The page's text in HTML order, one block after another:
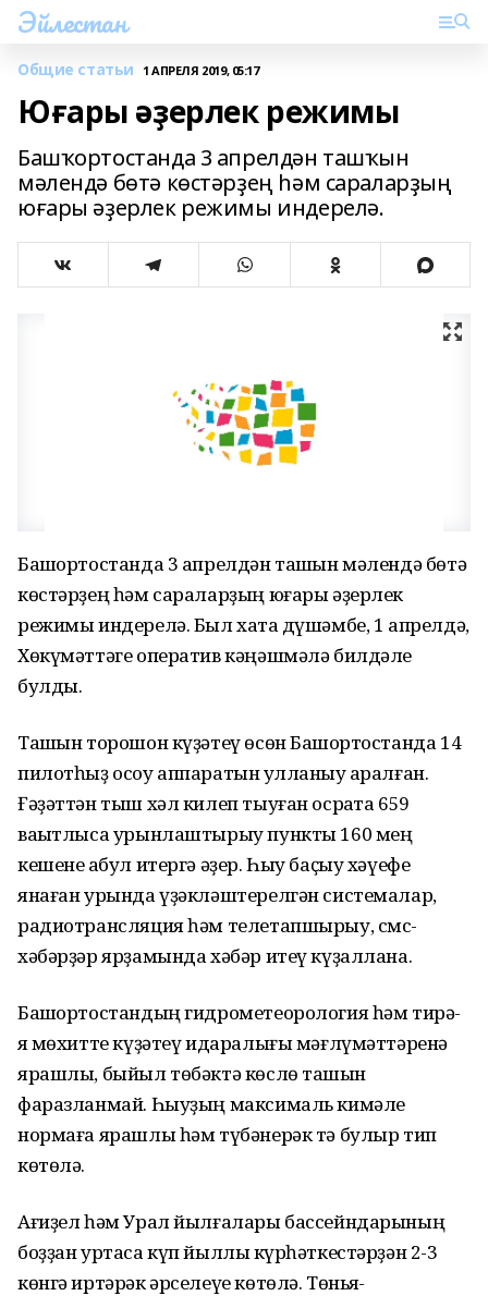
Эйлестан
Общие статьи 1 АПРЕЛЯ 2019, 05:17
Юғары әҙерлек режимы
Башҡортостанда 3 апрелдән ташҡын
мәлендә бөтә көстәрҙең һәм сараларҙың
юғары әҙерлек режимы индерелә.
Башҡортостанда 3 апрелдән ташҡын мәлендә бөтә
көстәрҙең һәм сараларҙың юғары әҙерлек
режимы индерелә. Был хаҡта дүшәмбе, 1 апрелдә,
Хөкүмәттәге оператив кәңәшмәлә билдәле
булды.
Ташҡын торошон күҙәтеү өсөн Башҡортостанда 14
пилотһыҙ осоу аппаратын ҡулланыу ҡаралған.
Ғәҙәттән тыш хәл килеп тыуған осраҡта 659
ваҡытлыса урынлаштырыу пункты 160 мең
кешене ҡабул итергә әҙер. Һыу баҫыу хәүефе
янаған урында үҙәкләштерелгән системалар,
радиотрансляция һәм телетапшырыу, смс-
хәбәрҙәр ярҙамында хәбәр итеү күҙаллана.
Башҡортостандың гидрометеорология һәм тирә-
яҡ мөхитте күҙәтеү идаралығы мәғлүмәттәренә
ярашлы, быйыл төбәктә көслө ташҡын
фаразланмай. Һыуҙың максималь кимәле
нормаға ярашлы һәм түбәнерәк тә булыр тип
көтөлә.
Ағиҙел һәм Урал йылғалары бассейндарының
боҙҙан уртаса күп йыллыҡ күрһәткестәрҙән 2-3
көнгә иртәрәк әрселеүе көтөлә. Төньяҡ-